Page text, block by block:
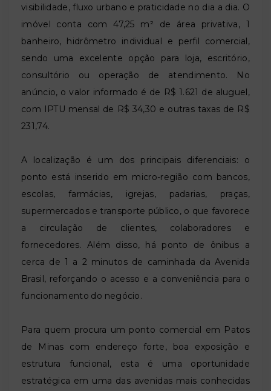
visibilidade, fluxo urbano e praticidade no dia a dia. O
imóvel conta com 47,25 m² de área privativa, 1
banheiro, hidrômetro individual e perfil comercial,
sendo uma excelente opção para loja, escritório,
consultório ou operação de atendimento. No
anúncio, o valor informado é de R$ 1.621 de aluguel,
com IPTU mensal de R$ 34,30 e outras taxas de R$
231,74.
A localização é um dos principais diferenciais: o
ponto está inserido em micro-região com bancos,
escolas, farmácias, igrejas, padarias, praças,
supermercados e transporte público, o que favorece
a circulação de clientes, colaboradores e
fornecedores. Além disso, há ponto de ônibus a
cerca de 1 a 2 minutos de caminhada da Avenida
Brasil, reforçando o acesso e a conveniência para o
funcionamento do negócio.
Para quem procura um ponto comercial em Patos
de Minas com endereço forte, boa exposição e
estrutura funcional, esta é uma oportunidade
estratégica em uma das avenidas mais conhecidas